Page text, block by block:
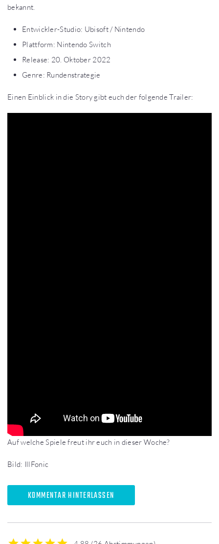
bekannt.
Entwickler-Studio: Ubisoft / Nintendo
Plattform: Nintendo Switch
Release: 20. Oktober 2022
Genre: Rundenstrategie
Einen Einblick in die Story gibt euch der folgende Trailer:
Auf welche Spiele freut ihr euch in dieser Woche?
Bild: IllFonic
KOMMENTAR HINTERLASSEN